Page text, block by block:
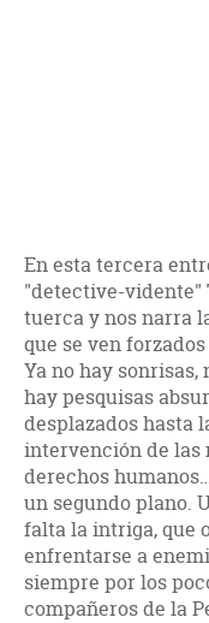
En esta tercera
"detective-vidente"
tuerca y nos narra
que se ven
Ya no hay
hay pesquisas
desplazados hasta
intervención de las
derechos
un segundo plano.
falta la intriga, que
enfrentarse a
siempre por los
compañeros de la